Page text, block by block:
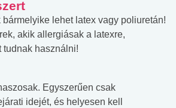
bármelyike lehet latex vagy poliuretán!
akik allergiásak a latexre,
tudnak használni!
Egyszerűen csak
idejét, és helyesen kell